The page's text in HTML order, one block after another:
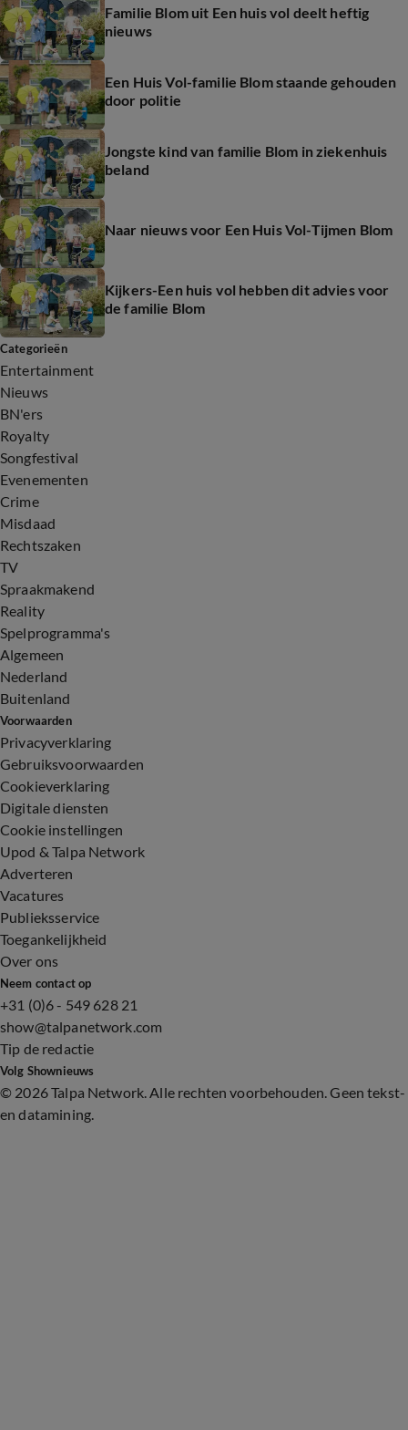
Familie Blom uit Een huis vol deelt heftig
nieuws
Een Huis Vol-familie Blom staande gehouden
door politie
Jongste kind van familie Blom in ziekenhuis
beland
Naar nieuws voor Een Huis Vol-Tijmen Blom
Kijkers-Een huis vol hebben dit advies voor
de familie Blom
Categorieën
Entertainment
Nieuws
BN'ers
Royalty
Songfestival
Evenementen
Crime
Misdaad
Rechtszaken
TV
Spraakmakend
Reality
Spelprogramma's
Algemeen
Nederland
Buitenland
Voorwaarden
Privacyverklaring
Gebruiksvoorwaarden
Cookieverklaring
Digitale diensten
Cookie instellingen
Upod & Talpa Network
Adverteren
Vacatures
Publieksservice
Toegankelijkheid
Over ons
Neem contact op
+31 (0)6 - 549 628 21
show@talpanetwork.com
Tip de redactie
Volg Shownieuws
© 2026 Talpa Network. Alle rechten voorbehouden. Geen tekst-
en datamining.